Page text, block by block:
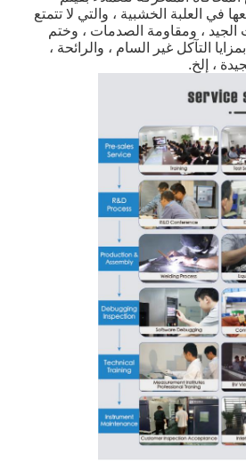
في العلبة الخشبية ، والتي لا تتمتع
، ومقاومة الصدمات ، وختم
التآكل غير السام ، والرائحة ،
، إلخ.